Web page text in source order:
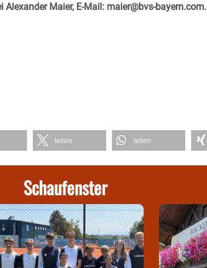
Maier, E-Mail: maier@bvs-bayern.com.
teilen teilen
Schaufenster